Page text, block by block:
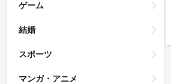
ゲーム
結婚
スポーツ
マンガ・アニメ